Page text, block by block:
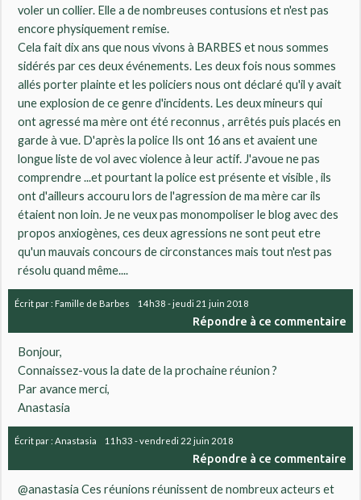
voler un collier. Elle a de nombreuses contusions et n'est pas
encore physiquement remise.
Cela fait dix ans que nous vivons à BARBES et nous sommes
sidérés par ces deux événements. Les deux fois nous sommes
allés porter plainte et les policiers nous ont déclaré qu'il y avait
une explosion de ce genre d'incidents. Les deux mineurs qui
ont agressé ma mère ont été reconnus , arrêtés puis placés en
garde à vue. D'après la police Ils ont 16 ans et avaient une
longue liste de vol avec violence à leur actif. J'avoue ne pas
comprendre ...et pourtant la police est présente et visible , ils
ont d'ailleurs accouru lors de l'agression de ma mère car ils
étaient non loin. Je ne veux pas monompoliser le blog avec des
propos anxiogènes, ces deux agressions ne sont peut etre
qu'un mauvais concours de circonstances mais tout n'est pas
résolu quand même....
Écrit par : Famille de Barbes 14h38 -jeudi 21 juin 2018
Répondre à ce commentaire
Bonjour,
Connaissez-vous la date de la prochaine réunion ?
Par avance merci,
Anastasia
Écrit par :Anastasia 11h33 -vendredi 22 juin 2018
Répondre à ce commentaire
@anastasia Ces réunions réunissent de nombreux acteurs et